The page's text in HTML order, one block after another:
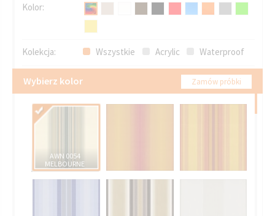
Kolor:
Kolekcja: Wszystkie Acrylic Waterproof
Wybierz kolor Zamów próbki
AWN 0054
MELBOURNE